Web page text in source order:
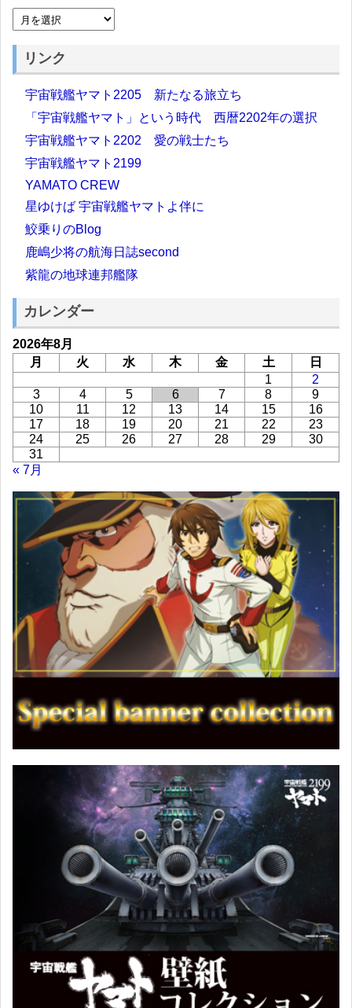
リンク
宇宙戦艦ヤマト2205 新たなる旅立ち
「宇宙戦艦ヤマト」という時代 西暦2202年の選択
宇宙戦艦ヤマト2202 愛の戦士たち
宇宙戦艦ヤマト2199
YAMATO CREW
星ゆけば 宇宙戦艦ヤマトよ伴に
鮫乗りのBlog
鹿嶋少将の航海日誌second
紫龍の地球連邦艦隊
カレンダー
2026年8月
月
火 水 木 金 土
日
1
2
3
4 5 6 7 8
9
10
11 12 13 14 15
16
17
18 19 20 21 22
23
24
25 26 27 28 29
30
31
« 7月